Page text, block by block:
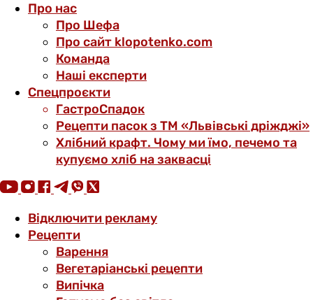
Про нас
Про Шефа
Про сайт klopotenko.com
Команда
Наші експерти
Спецпроєкти
ГастроСпадок
Рецепти пасок з ТМ «Львівські дріжджі»
Хлібний крафт. Чому ми їмо, печемо та
купуємо хліб на заквасці
Відключити рекламу
Рецепти
Варення
Вегетаріанські рецепти
Випічка